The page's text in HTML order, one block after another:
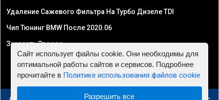
Удаление Сажевого Фильтра На Турбо Дизеле TDI
Чип Тюнинг BMW После 2020.06
Заказать Звонок
Сайт использует файлы cookie. Они необходимы для
оптимальной работы сайтов и сервисов. Подробнее
прочитайте в Политике использования файлов cookie
Разрешить все